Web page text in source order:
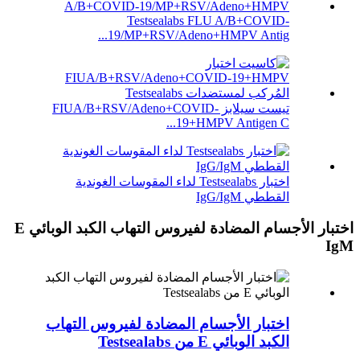
Testsealabs FLU A/B+COVID-
19/MP+RSV/Adeno+HMPV Antig...
تيست سيلابز FIUA/B+RSV/Adeno+COVID-
19+HMPV Antigen C...
اختبار Testsealabs لداء المقوسات الغوندية
القططي IgG/IgM
اختبار الأجسام المضادة لفيروس التهاب الكبد الوبائي E
IgM
اختبار الأجسام المضادة لفيروس التهاب
الكبد الوبائي E من Testsealabs